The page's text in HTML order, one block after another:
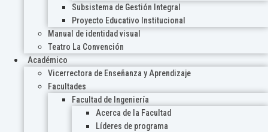
Subsistema de Gestión Integral
Proyecto Educativo Institucional
Manual de identidad visual
Teatro La Convención
Académico
Vicerrectora de Enseñanza y Aprendizaje
Facultades
Facultad de Ingeniería
Acerca de la Facultad
Líderes de programa